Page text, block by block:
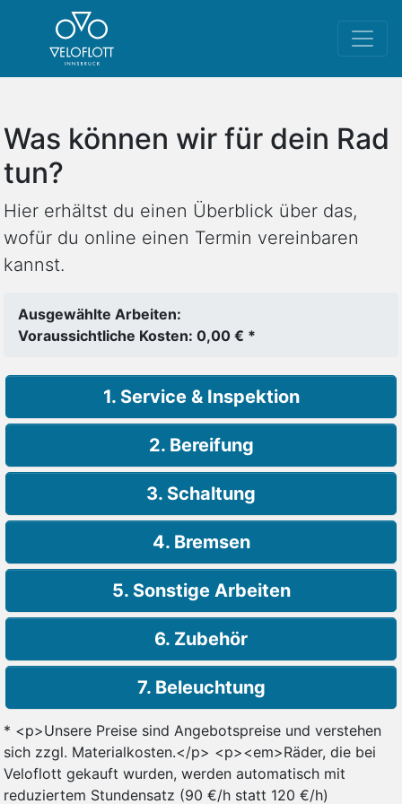
Was können wir für dein Rad
tun?
Hier erhältst du einen Überblick über das,
wofür du online einen Termin vereinbaren
kannst.
Ausgewählte Arbeiten:
Voraussichtliche Kosten: 0,00 € *
1. Service & Inspektion
2. Bereifung
3. Schaltung
4. Bremsen
5. Sonstige Arbeiten
6. Zubehör
7. Beleuchtung
* <p>Unsere Preise sind Angebotspreise und verstehen
sich zzgl. Materialkosten.</p> <p><em>Räder, die bei
Veloflott gekauft wurden, werden automatisch mit
reduziertem Stundensatz (90 €/h statt 120 €/h)